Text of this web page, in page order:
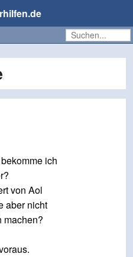
ich
von Aol
aber nicht
machen?